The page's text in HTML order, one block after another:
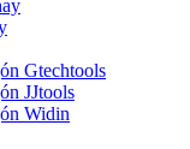
Gtechtools
JJtools
Widin